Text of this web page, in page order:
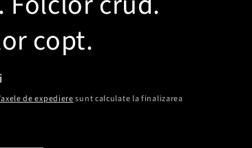
copt.
de expedieresunt calculate la finalizarea